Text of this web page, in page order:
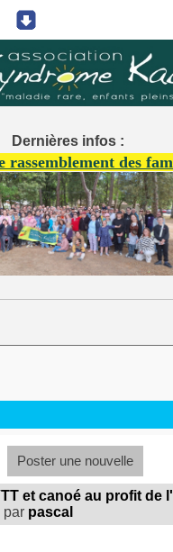
Dernières infos :
rassemblement des
Poster une nouvelle
et canoé au profit de
par pascal